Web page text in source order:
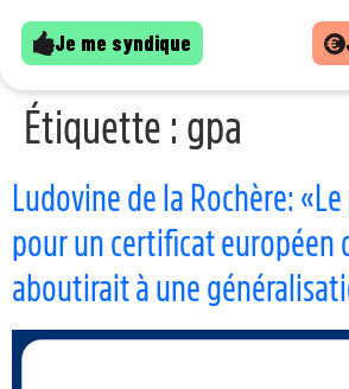
Je me syndique
Étiquette : gpa
Ludovine de la Rochère:
pour un certificat européen
aboutirait à une